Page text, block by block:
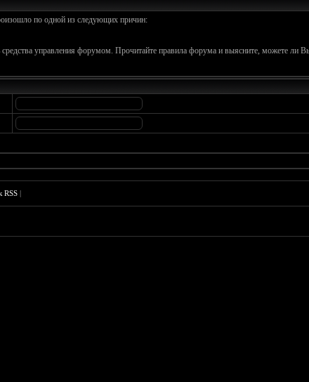
по одной из следующих причин:
управления форумом. Прочитайте правила форума и выясните, можете ли
RSS |